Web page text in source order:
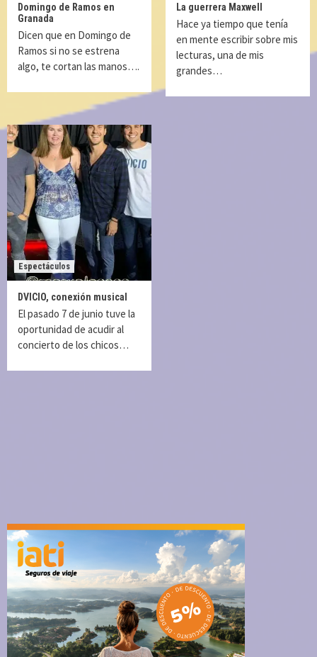
Domingo de Ramos en
Granada
Dicen que en Domingo de
Ramos si no se estrena
algo, te cortan las manos….
La guerrera Maxwell
Hace ya tiempo que tenía
en mente escribir sobre mis
lecturas, una de mis
grandes…
Espectáculos
DVICIO, conexión musical
El pasado 7 de junio tuve la
oportunidad de acudir al
concierto de los chicos…